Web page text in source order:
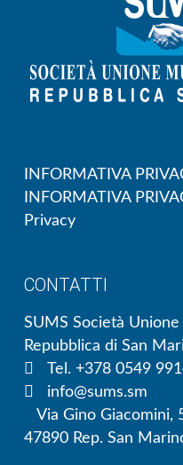
INFORMATIVA
INFORMATIVA
Privacy
CONTATTI
SUMS Società
Repubblica di San
Tel. +378 0549
info@sums.sm
Via Gino Giacomini,
47890 Rep. San